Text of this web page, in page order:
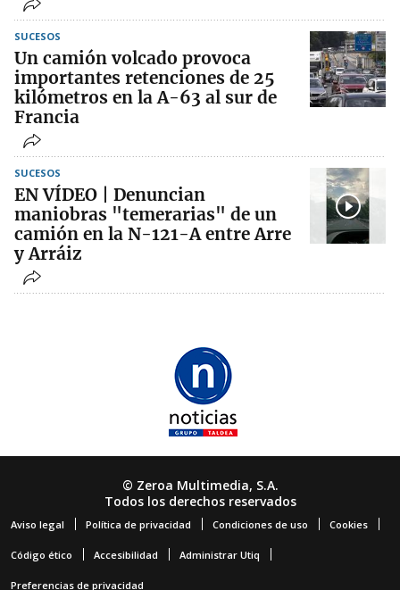
SUCESOS
Un camión volcado provoca
importantes retenciones de 25
kilómetros en la A-63 al sur de
Francia
SUCESOS
EN VÍDEO | Denuncian
maniobras "temerarias" de un
camión en la N-121-A entre Arre
y Arráiz
© Zeroa Multimedia, S.A.
Todos los derechos reservados
Aviso legal Política de privacidad Condiciones de uso Cookies
Código ético Accesibilidad Administrar Utiq
Preferencias de privacidad